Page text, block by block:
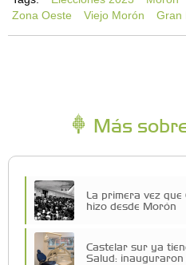
Zona Oeste
Viejo Morón Gran
Más
La primera vez
hizo desde Morón
Castelar sur ya
Salud: inauguraron